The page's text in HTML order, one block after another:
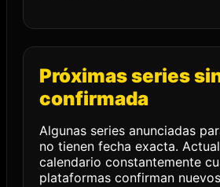
Próximas series
confirmada
Algunas series anunciadas
no tienen fecha exacta.
calendario constantemente
plataformas confirman